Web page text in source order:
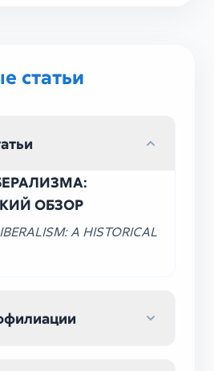
статьи
ОБЗОР
A HISTORICAL